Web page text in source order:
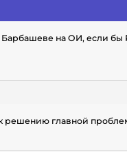
на ОИ, если бы
решению главной